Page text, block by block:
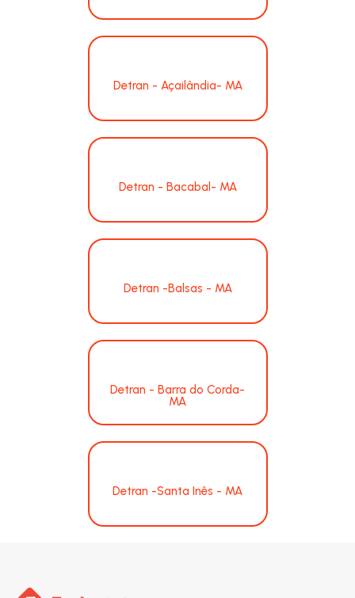
Detran - Açailândia- MA
Detran - Bacabal- MA
Detran -Balsas - MA
Detran - Barra do Corda-
MA
Detran -Santa Inês - MA